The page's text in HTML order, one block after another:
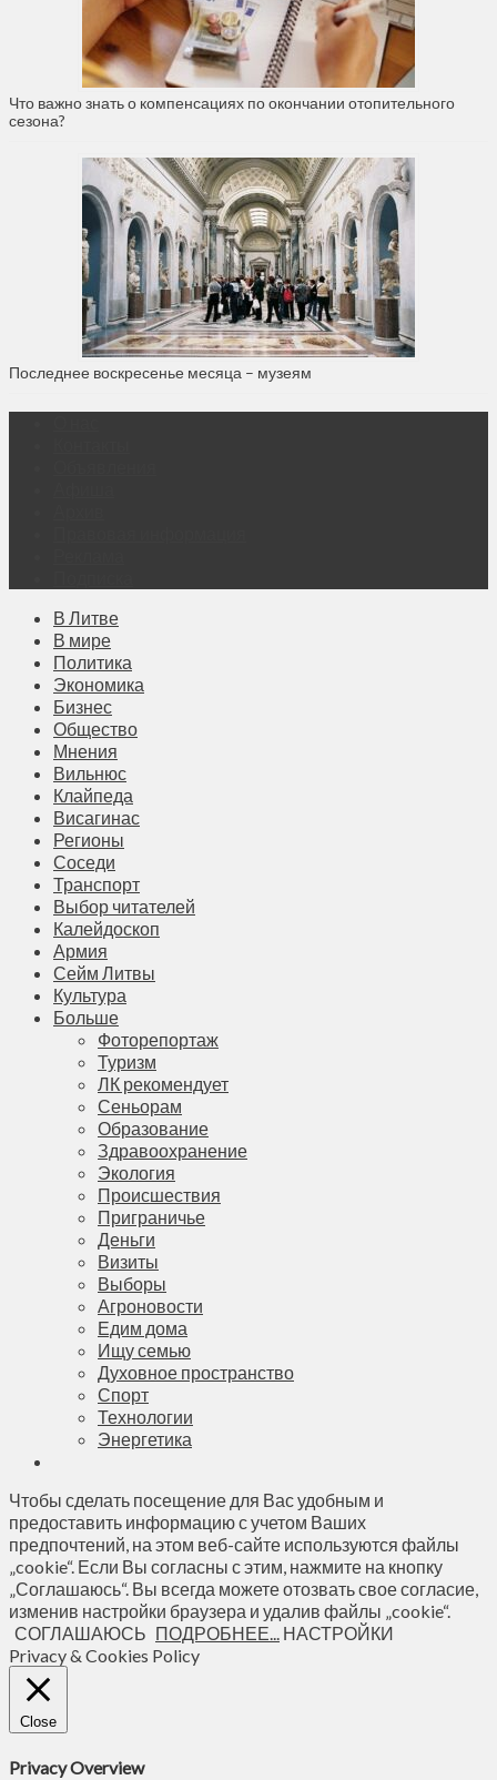
Что важно знать о компенсациях по окончании отопительного
сезона?
Последнее воскресенье месяца – музеям
В Литве
В мире
Политика
Экономика
Бизнес
Общество
Мнения
Вильнюс
Клайпеда
Висагинас
Регионы
Соседи
Транспорт
Выбор читателей
Калейдоскоп
Армия
Сейм Литвы
Культура
Больше
Фоторепортаж
Туризм
ЛК рекомендует
Сеньорам
Образование
Здравоохранение
Экология
Происшествия
Приграничье
Деньги
Визиты
Выборы
Агроновости
Едим дома
Ищу семью
Духовное пространство
Спорт
Технологии
Энергетика
Чтобы сделать посещение для Вас удобным и
предоставить информацию с учетом Ваших
предпочтений, на этом веб-сайте используются файлы
„cookie“. Если Вы согласны с этим, нажмите на кнопку
„Соглашаюсь“. Вы всегда можете отозвать свое согласие,
изменив настройки браузера и удалив файлы „cookie“.
СОГЛАШАЮСЬ ПОДРОБНЕЕ...
НАСТРОЙКИ
Privacy & Cookies Policy
Close
Privacy Overview